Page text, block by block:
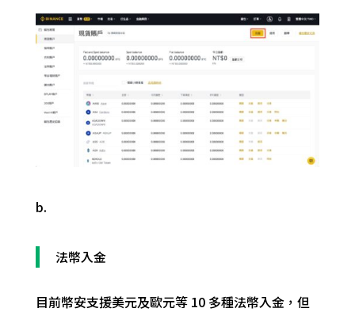
b.
法幣入金
目前幣安支援美元及歐元等 10 多種法幣入金，但